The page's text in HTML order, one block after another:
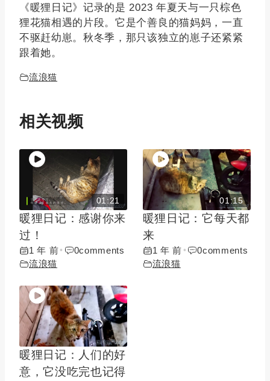
《暖狸日记》记录的是 2023 年夏天与一只棕色
狸花猫相遇的片段。它是个善良的猫妈妈，一直
不驱赶幼崽。秋冬季，那只该独立的崽子还紧紧
跟着她。
流浪猫
相关视频
01:21
暖狸日记：感谢你来
过！
1 年 前 • 0comments
流浪猫
01:15
暖狸日记：它每天都
来
1 年 前 • 0comments
流浪猫
暖狸日记：人们的好
意，它没吃完也记得